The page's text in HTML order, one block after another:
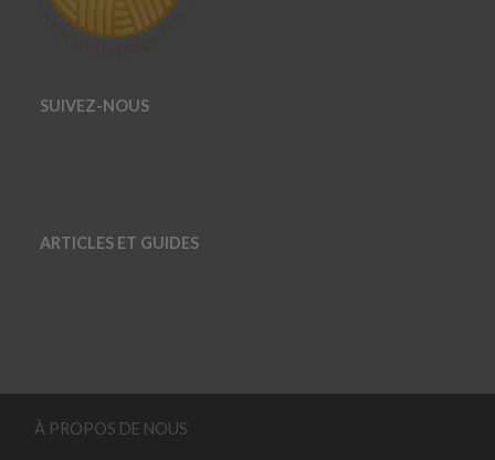
SUIVEZ-NOUS
ARTICLES ET GUIDES
À PROPOS DE NOUS